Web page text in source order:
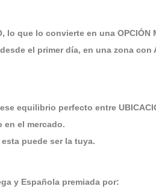
que lo convierte en una OPCIÓN
el primer día, en una zona con
equilibrio perfecto entre
en el mercado.
puede ser la tuya.
y Española premiada por: